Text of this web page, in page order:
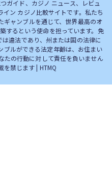
ガイド、カジノ ニュース、レビュ
ン カジノ比較サイトです。私たち
ギャンブルを通じて、世界最高のオ
するという使命を担っています。免
違法であり、州または国の法律に
ブルができる法定年齢は、お住まい
たの行動に対して責任を負いません
禁じます | HTMQ